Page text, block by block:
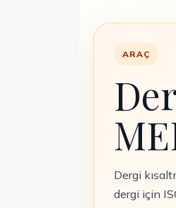
ARAÇ
Dergi
dergi için